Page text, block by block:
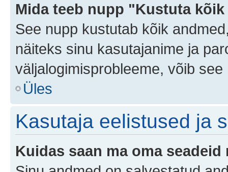
Mida teeb nupp "Kustuta
See nupp kustutab kõik
näiteks sinu kasutajanime ja
väljalogimisprobleeme, võib see
Üles
Kasutaja eelistused ja
Kuidas saan ma oma seadeid